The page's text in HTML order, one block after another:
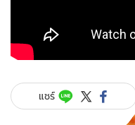
แชร์